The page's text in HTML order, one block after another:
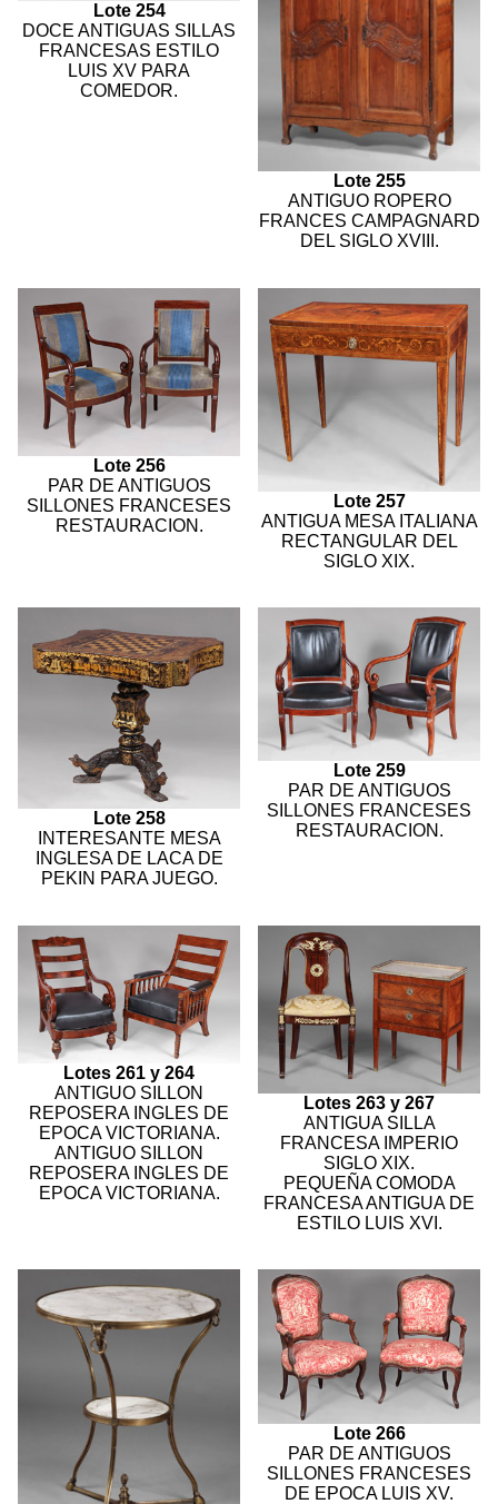
Lote 254
DOCE ANTIGUAS SILLAS
FRANCESAS ESTILO
LUIS XV PARA
COMEDOR.
Lote 255
ANTIGUO ROPERO
FRANCES CAMPAGNARD
DEL SIGLO XVIII.
Lote 256
PAR DE ANTIGUOS
SILLONES FRANCESES
RESTAURACION.
Lote 257
ANTIGUA MESA ITALIANA
RECTANGULAR DEL
SIGLO XIX.
Lote 258
INTERESANTE MESA
INGLESA DE LACA DE
PEKIN PARA JUEGO.
Lote 259
PAR DE ANTIGUOS
SILLONES FRANCESES
RESTAURACION.
Lotes 261 y 264
ANTIGUO SILLON
REPOSERA INGLES DE
EPOCA VICTORIANA.
ANTIGUO SILLON
REPOSERA INGLES DE
EPOCA VICTORIANA.
Lotes 263 y 267
ANTIGUA SILLA
FRANCESA IMPERIO
SIGLO XIX.
PEQUEÑA COMODA
FRANCESA ANTIGUA DE
ESTILO LUIS XVI.
Lote 266
PAR DE ANTIGUOS
SILLONES FRANCESES
DE EPOCA LUIS XV.